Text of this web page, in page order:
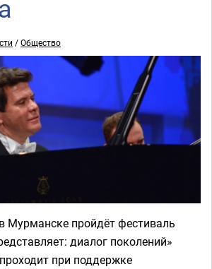
/Общество
Мурманске пройдёт фестиваль
диалог поколений»
при поддержке